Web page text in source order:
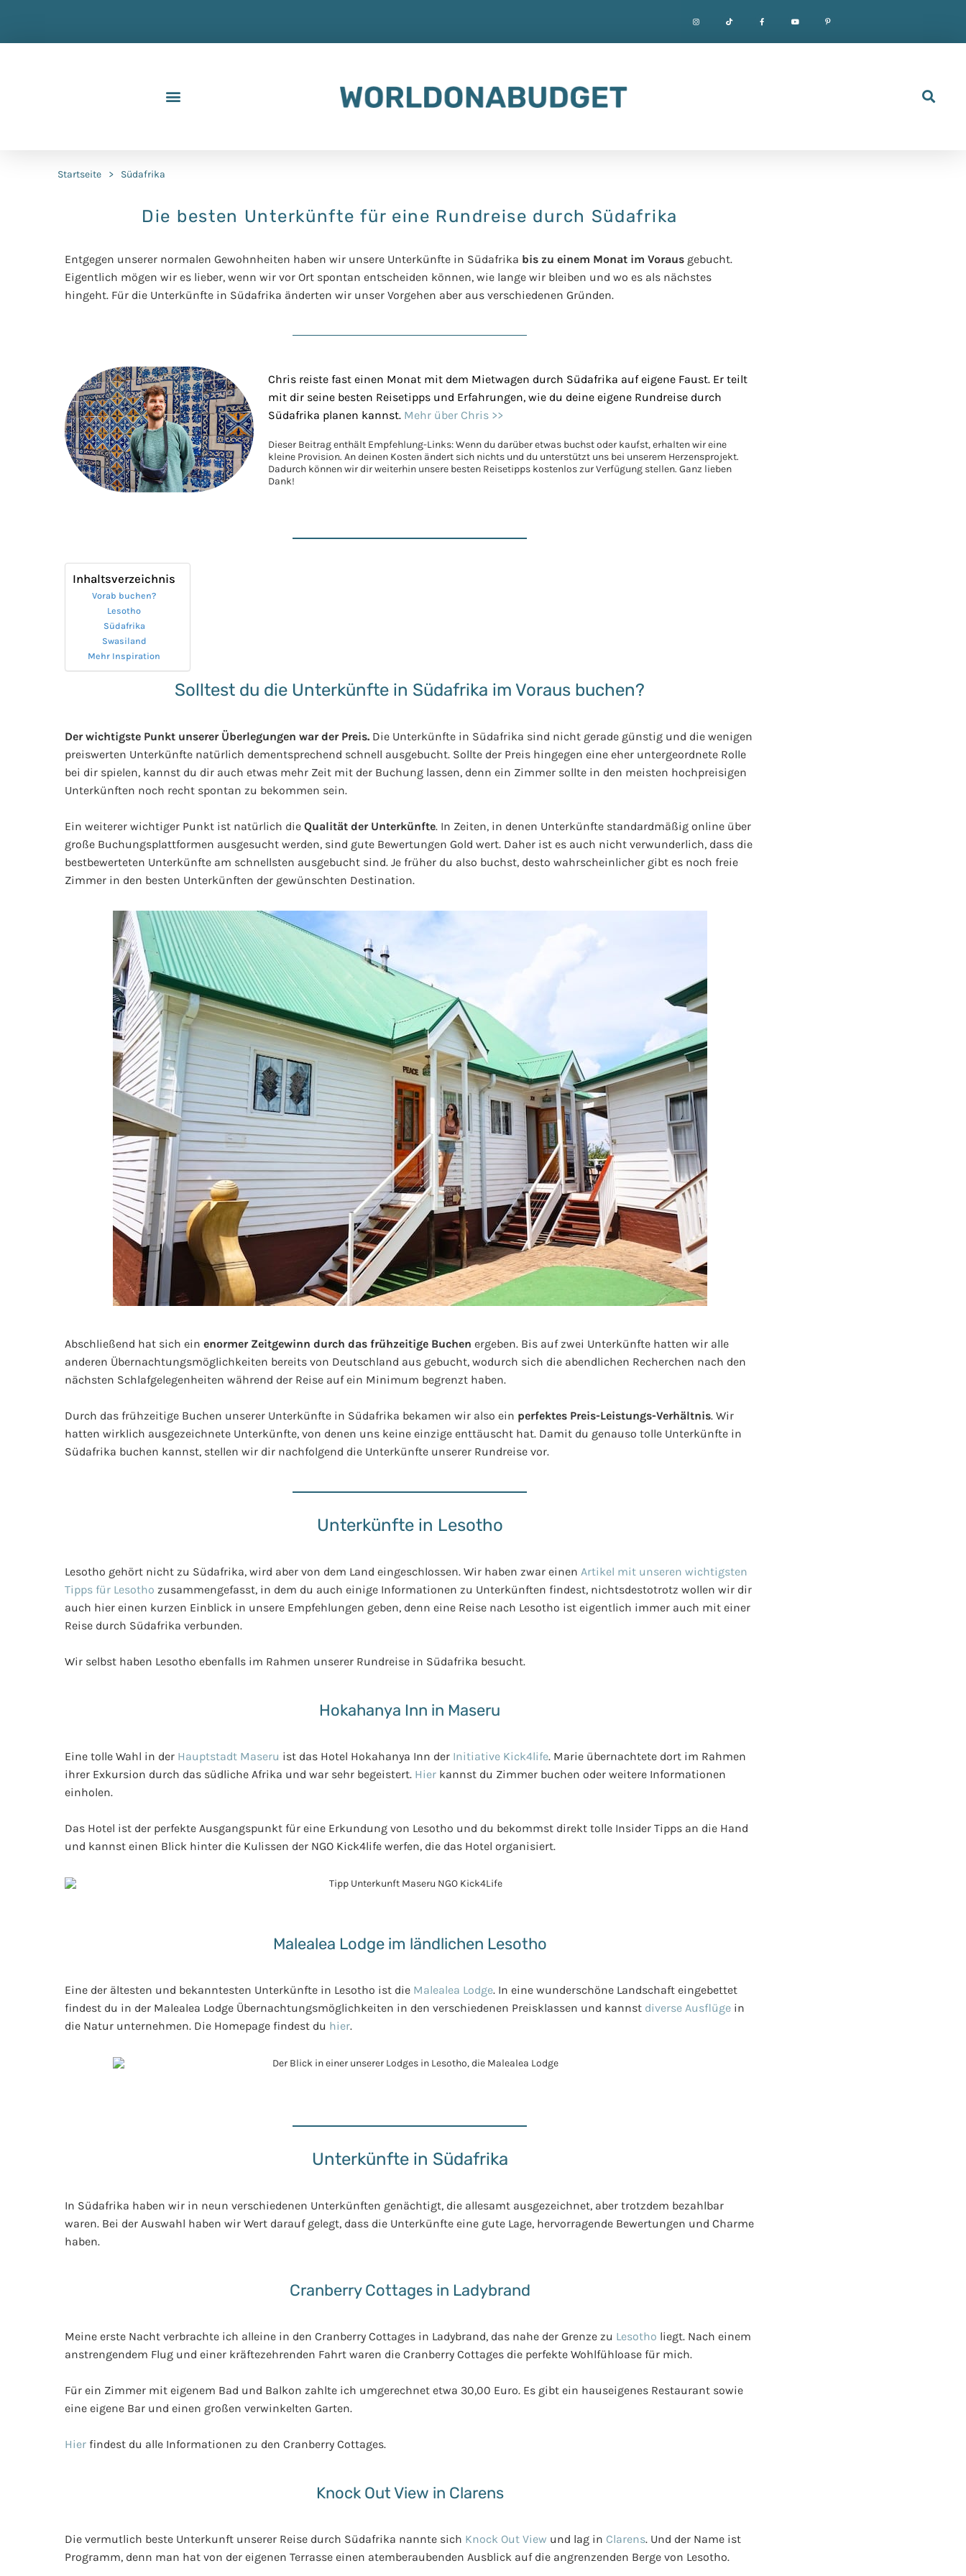
Startseite > Südafrika
Die besten Unterkünfte für eine Rundreise durch Südafrika
Entgegen unserer normalen Gewohnheiten haben wir unsere Unterkünfte in Südafrika bis zu einem Monat im Voraus gebucht.
Eigentlich mögen wir es lieber, wenn wir vor Ort spontan entscheiden können, wie lange wir bleiben und wo es als nächstes
hingeht. Für die Unterkünfte in Südafrika änderten wir unser Vorgehen aber aus verschiedenen Gründen.
Chris reiste fast einen Monat mit dem Mietwagen durch Südafrika auf eigene Faust. Er teilt
mit dir seine besten Reisetipps und Erfahrungen, wie du deine eigene Rundreise durch
Südafrika planen kannst. Mehr über Chris >>
Dieser Beitrag enthält Empfehlung-Links: Wenn du darüber etwas buchst oder kaufst, erhalten wir eine
kleine Provision. An deinen Kosten ändert sich nichts und du unterstützt uns bei unserem Herzensprojekt.
Dadurch können wir dir weiterhin unsere besten Reisetipps kostenlos zur Verfügung stellen. Ganz lieben
Dank!
Inhaltsverzeichnis
Vorab buchen?
Lesotho
Südafrika
Swasiland
Mehr Inspiration
Solltest du die Unterkünfte in Südafrika im Voraus buchen?
Der wichtigste Punkt unserer Überlegungen war der Preis. Die Unterkünfte in Südafrika sind nicht gerade günstig und die wenigen
preiswerten Unterkünfte natürlich dementsprechend schnell ausgebucht. Sollte der Preis hingegen eine eher untergeordnete Rolle
bei dir spielen, kannst du dir auch etwas mehr Zeit mit der Buchung lassen, denn ein Zimmer sollte in den meisten hochpreisigen
Unterkünften noch recht spontan zu bekommen sein.
Ein weiterer wichtiger Punkt ist natürlich die Qualität der Unterkünfte. In Zeiten, in denen Unterkünfte standardmäßig online über
große Buchungsplattformen ausgesucht werden, sind gute Bewertungen Gold wert. Daher ist es auch nicht verwunderlich, dass die
bestbewerteten Unterkünfte am schnellsten ausgebucht sind. Je früher du also buchst, desto wahrscheinlicher gibt es noch freie
Zimmer in den besten Unterkünften der gewünschten Destination.
Abschließend hat sich ein enormer Zeitgewinn durch das frühzeitige Buchen ergeben. Bis auf zwei Unterkünfte hatten wir alle
anderen Übernachtungsmöglichkeiten bereits von Deutschland aus gebucht, wodurch sich die abendlichen Recherchen nach den
nächsten Schlafgelegenheiten während der Reise auf ein Minimum begrenzt haben.
Durch das frühzeitige Buchen unserer Unterkünfte in Südafrika bekamen wir also ein perfektes Preis-Leistungs-Verhältnis. Wir
hatten wirklich ausgezeichnete Unterkünfte, von denen uns keine einzige enttäuscht hat. Damit du genauso tolle Unterkünfte in
Südafrika buchen kannst, stellen wir dir nachfolgend die Unterkünfte unserer Rundreise vor.
Unterkünfte in Lesotho
Lesotho gehört nicht zu Südafrika, wird aber von dem Land eingeschlossen. Wir haben zwar einen Artikel mit unseren wichtigsten
Tipps für Lesotho zusammengefasst, in dem du auch einige Informationen zu Unterkünften findest, nichtsdestotrotz wollen wir dir
auch hier einen kurzen Einblick in unsere Empfehlungen geben, denn eine Reise nach Lesotho ist eigentlich immer auch mit einer
Reise durch Südafrika verbunden.
Wir selbst haben Lesotho ebenfalls im Rahmen unserer Rundreise in Südafrika besucht.
Hokahanya Inn in Maseru
Eine tolle Wahl in der Hauptstadt Maseru ist das Hotel Hokahanya Inn der Initiative Kick4life. Marie übernachtete dort im Rahmen
ihrer Exkursion durch das südliche Afrika und war sehr begeistert. Hier kannst du Zimmer buchen oder weitere Informationen
einholen.
Das Hotel ist der perfekte Ausgangspunkt für eine Erkundung von Lesotho und du bekommst direkt tolle Insider Tipps an die Hand
und kannst einen Blick hinter die Kulissen der NGO Kick4life werfen, die das Hotel organisiert.
Malealea Lodge im ländlichen Lesotho
Eine der ältesten und bekanntesten Unterkünfte in Lesotho ist die Malealea Lodge. In eine wunderschöne Landschaft eingebettet
findest du in der Malealea Lodge Übernachtungsmöglichkeiten in den verschiedenen Preisklassen und kannst diverse Ausflüge in
die Natur unternehmen. Die Homepage findest du hier.
Unterkünfte in Südafrika
In Südafrika haben wir in neun verschiedenen Unterkünften genächtigt, die allesamt ausgezeichnet, aber trotzdem bezahlbar
waren. Bei der Auswahl haben wir Wert darauf gelegt, dass die Unterkünfte eine gute Lage, hervorragende Bewertungen und Charme
haben.
Cranberry Cottages in Ladybrand
Meine erste Nacht verbrachte ich alleine in den Cranberry Cottages in Ladybrand, das nahe der Grenze zu Lesotho liegt. Nach einem
anstrengendem Flug und einer kräftezehrenden Fahrt waren die Cranberry Cottages die perfekte Wohlfühloase für mich.
Für ein Zimmer mit eigenem Bad und Balkon zahlte ich umgerechnet etwa 30,00 Euro. Es gibt ein hauseigenes Restaurant sowie
eine eigene Bar und einen großen verwinkelten Garten.
Hier findest du alle Informationen zu den Cranberry Cottages.
Knock Out View in Clarens
Die vermutlich beste Unterkunft unserer Reise durch Südafrika nannte sich Knock Out View und lag in Clarens. Und der Name ist
Programm, denn man hat von der eigenen Terrasse einen atemberaubenden Ausblick auf die angrenzenden Berge von Lesotho.